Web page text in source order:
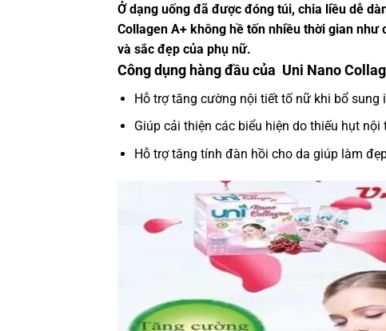
Ở dạng uống đã được đóng túi, chia liều dễ
Collagen A+ không hề tốn nhiều thời gian
và sắc đẹp của phụ nữ.
Công dụng hàng đầu của Uni Nano
Hỗ trợ tăng cường nội tiết tố nữ khi bổ sung
Giúp cải thiện các biểu hiện do thiếu hụt
Hỗ trợ tăng tính đàn hồi cho da giúp làm